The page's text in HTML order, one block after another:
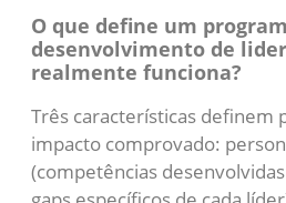
O que define um
desenvolvimento de
realmente funciona?
Três características definem
impacto comprovado:
(competências